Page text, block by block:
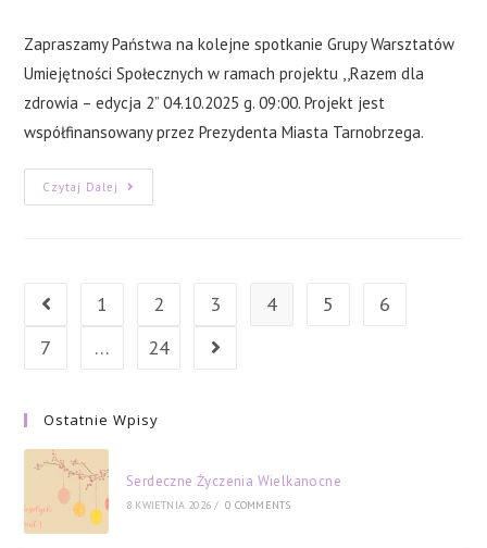
Zapraszamy Państwa na kolejne spotkanie Grupy Warsztatów
Umiejętności Społecznych w ramach projektu ,,Razem dla
zdrowia – edycja 2” 04.10.2025 g. 09:00. Projekt jest
współfinansowany przez Prezydenta Miasta Tarnobrzega.
Czytaj Dalej Spotkanie
Grupy
Projektu
,,Razem
Zdrowia
G.
09:00.
Go to the previous page
1 2 3 4 5
6
7
… 24 Go to the next page
Ostatnie Wpisy
Serdeczne Życzenia Wielkanocne
8 KWIETNIA 2026 / 0 COMMENTS